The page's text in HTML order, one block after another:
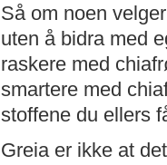
Så om noen
uten å bidra med
raskere med
smartere med
stoffene du ellers
Greia er ikke at